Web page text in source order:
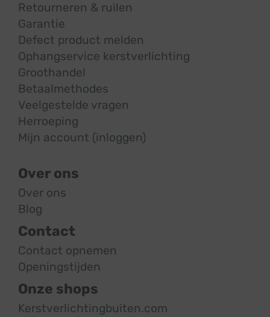
Retourneren & ruilen
Garantie
Defect product melden
Ophangservice kerstverlichting
Groothandel
Betaalmethodes
Veelgestelde vragen
Herroeping
Mijn account (inloggen)
Over ons
Over ons
Blog
Contact
Contact opnemen
Openingstijden
Onze shops
Kerstverlichtingbuiten.com